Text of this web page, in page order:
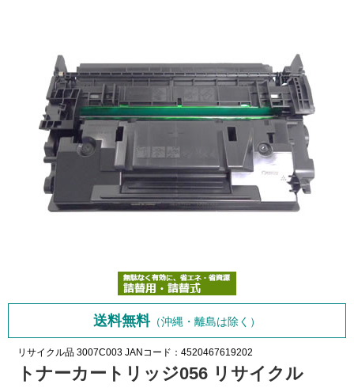
送料無料（沖縄・離島は除く）
リサイクル品 3007C003 JANコード：4520467619202
トナーカートリッジ056 リサイクル